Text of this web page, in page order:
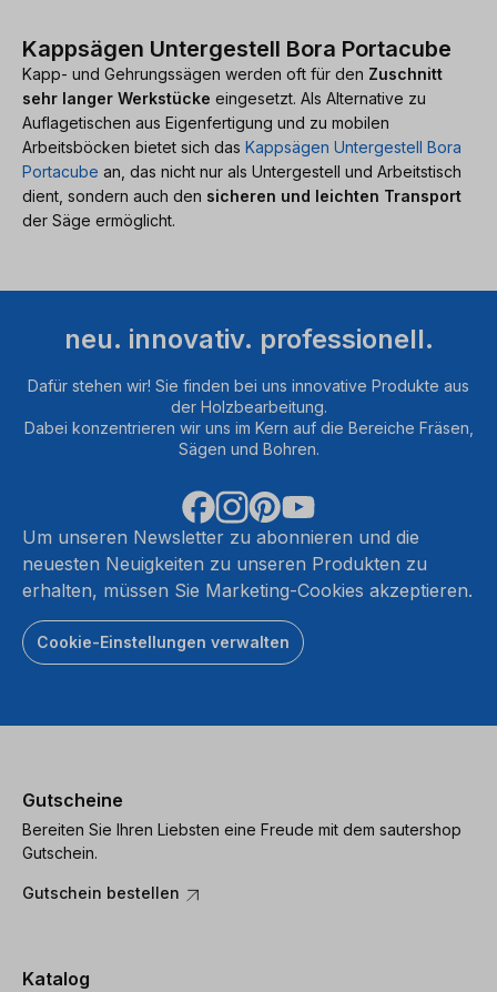
Kappsägen Untergestell Bora Portacube
Kapp- und Gehrungssägen werden oft für den Zuschnitt
sehr langer Werkstücke eingesetzt. Als Alternative zu
Auflagetischen aus Eigenfertigung und zu mobilen
Arbeitsböcken bietet sich das Kappsägen Untergestell Bora
Portacube an, das nicht nur als Untergestell und Arbeitstisch
dient, sondern auch den sicheren und leichten Transport
der Säge ermöglicht.
neu. innovativ. professionell.
Dafür stehen wir! Sie finden bei uns innovative Produkte aus
der Holzbearbeitung.
Dabei konzentrieren wir uns im Kern auf die Bereiche Fräsen,
Sägen und Bohren.
Um unseren Newsletter zu abonnieren und die
neuesten Neuigkeiten zu unseren Produkten zu
erhalten, müssen Sie Marketing-Cookies akzeptieren.
Cookie-Einstellungen verwalten
Gutscheine
Bereiten Sie Ihren Liebsten eine Freude mit dem sautershop
Gutschein.
Gutschein bestellen
Katalog